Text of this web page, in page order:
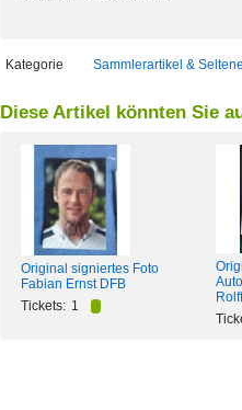
Kategorie Sammlerartikel &
Diese Artikel könnten Sie
Original signiertes Foto
Fabian Ernst DFB
Tickets: 1
Rolff